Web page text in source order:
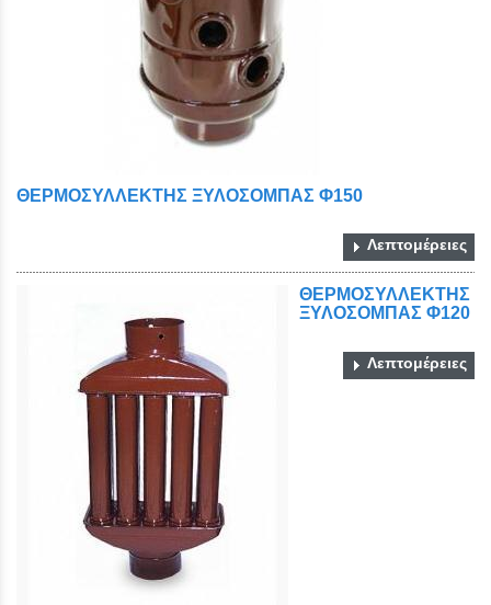
ΘΕΡΜΟΣΥΛΛΕΚΤΗΣ ΞΥΛΟΣΟΜΠΑΣ Φ150
Λεπτομέρειες
ΘΕΡΜΟΣΥΛΛΕΚΤΗΣ
ΞΥΛΟΣΟΜΠΑΣ Φ120
Λεπτομέρειες